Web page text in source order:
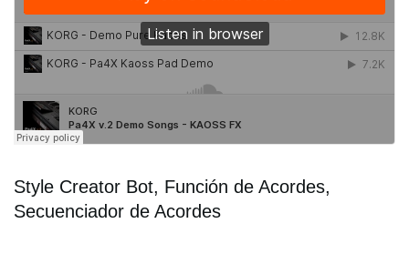
Style Creator Bot, Función de Acordes,
Secuenciador de Acordes